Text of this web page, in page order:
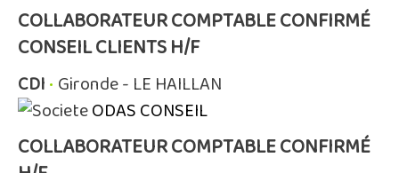
COLLABORATEUR COMPTABLE CONFIRMÉ
CONSEIL CLIENTS H/F
CDI• Gironde - LE HAILLAN
ODAS CONSEIL
COLLABORATEUR COMPTABLE CONFIRMÉ